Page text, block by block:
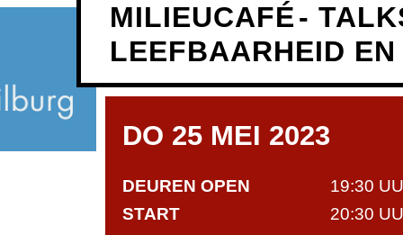
MILIEUCAFÉ-
LEEFBAARHEID
DO 25 MEI 2023
DEUREN OPEN
19:30
START
20:30